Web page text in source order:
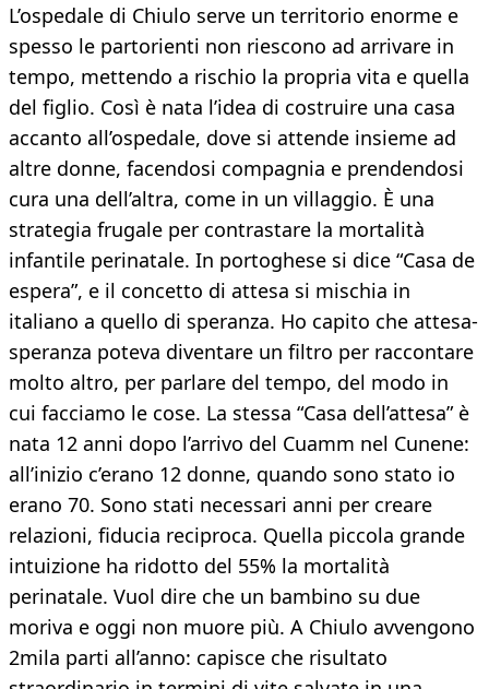
L’ospedale di Chiulo serve un territorio enorme e
spesso le partorienti non riescono ad arrivare in
tempo, mettendo a rischio la propria vita e quella
del figlio. Così è nata l’idea di costruire una casa
accanto all’ospedale, dove si attende insieme ad
altre donne, facendosi compagnia e prendendosi
cura una dell’altra, come in un villaggio. È una
strategia frugale per contrastare la mortalità
infantile perinatale. In portoghese si dice “Casa de
espera”, e il concetto di attesa si mischia in
italiano a quello di speranza. Ho capito che attesa-
speranza poteva diventare un filtro per raccontare
molto altro, per parlare del tempo, del modo in
cui facciamo le cose. La stessa “Casa dell’attesa” è
nata 12 anni dopo l’arrivo del Cuamm nel Cunene:
all’inizio c’erano 12 donne, quando sono stato io
erano 70. Sono stati necessari anni per creare
relazioni, fiducia reciproca. Quella piccola grande
intuizione ha ridotto del 55% la mortalità
perinatale. Vuol dire che un bambino su due
moriva e oggi non muore più. A Chiulo avvengono
2mila parti all’anno: capisce che risultato